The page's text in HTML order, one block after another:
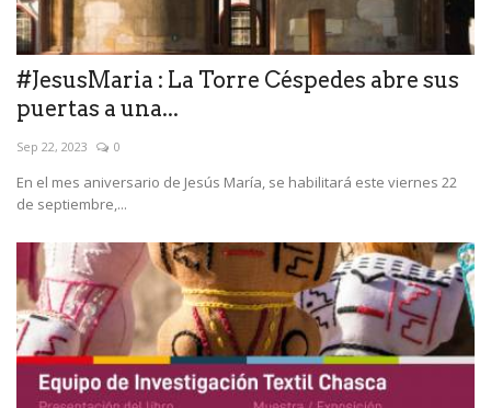
#JesusMaria : La Torre Céspedes abre sus
puertas a una...
Sep 22, 2023 0
En el mes aniversario de Jesús María, se habilitará este viernes 22
de septiembre,...